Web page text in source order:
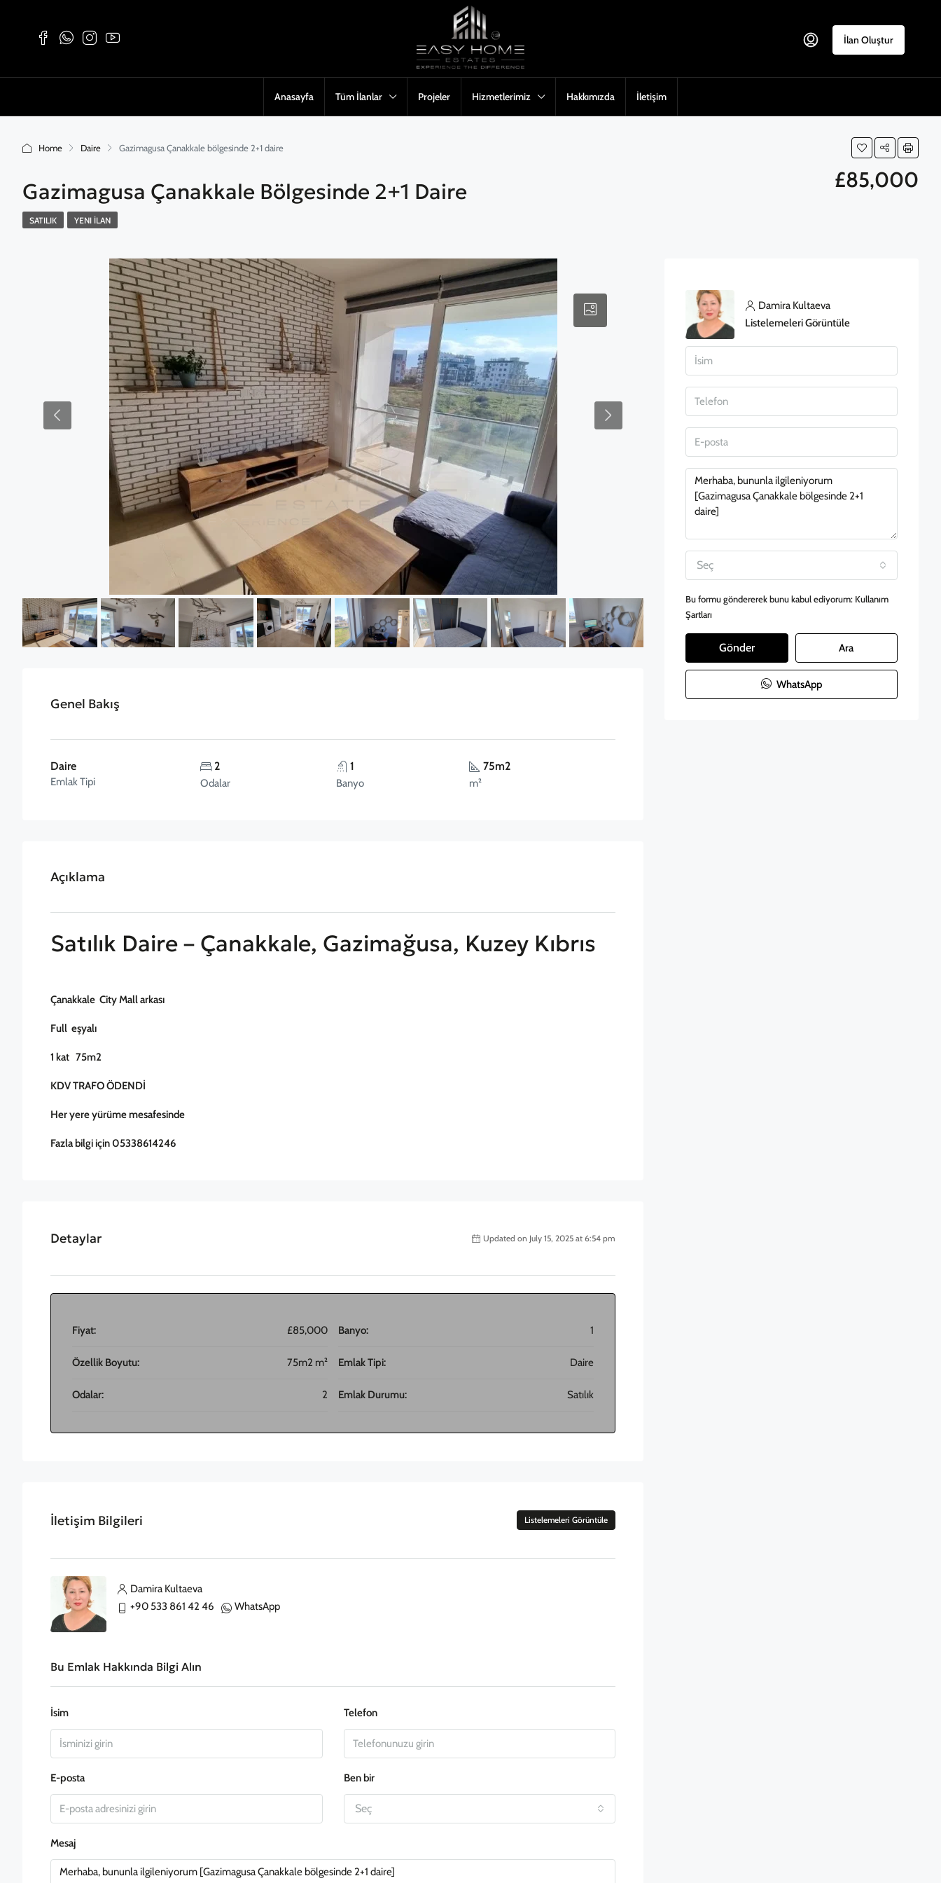
İlan Oluştur
Anasayfa Tüm İlanlar Projeler Hizmetlerimiz Hakkımızda İletişim
Home Daire Gazimagusa Çanakkale bölgesinde 2+1 daire
Gazimagusa Çanakkale Bölgesinde 2+1 Daire £85,000
SATILIK YENI İLAN
Genel Bakış
Daire
Emlak Tipi
2
Odalar
1
Banyo
75m2
m²
Açıklama
Satılık Daire – Çanakkale, Gazimağusa, Kuzey Kıbrıs
Çanakkale City Mall arkası
Full eşyalı
1 kat 75m2
KDV TRAFO ÖDENDİ
Her yere yürüme mesafesinde
Fazla bilgi için 05338614246
Detaylar Updated on July 15, 2025 at 6:54 pm
Fiyat: £85,000
Özellik Boyutu: 75m2 m²
Odalar: 2
Banyo: 1
Emlak Tipi: Daire
Emlak Durumu: Satılık
İletişim Bilgileri Listelemeleri Görüntüle
Damira Kultaeva
+90 533 861 42 46
WhatsApp
Bu Emlak Hakkında Bilgi Alın
İsim Telefon
E-posta Ben bir
Seç
Mesaj
Damira Kultaeva
Listelemeleri Görüntüle
Seç
Bu formu göndererek bunu kabul ediyorum: Kullanım
Şartları
Gönder Ara
WhatsApp